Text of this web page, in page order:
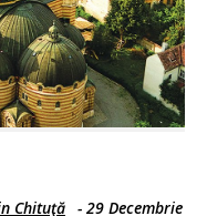
Chituţă - 29 Decembrie